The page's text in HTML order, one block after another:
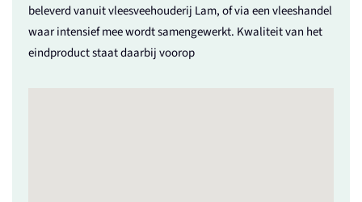
beleverd vanuit vleesveehouderij Lam, of via een vleeshandel
waar intensief mee wordt samengewerkt. Kwaliteit van het
eindproduct staat daarbij voorop